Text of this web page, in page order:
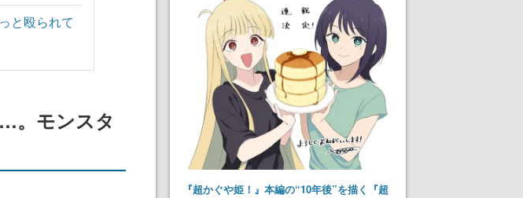
と殴られて
。モンスタ
『超かぐや姫！』本編の“10年後”を描く『超